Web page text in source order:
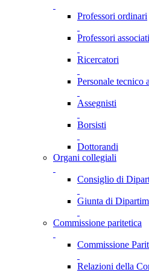
Professori ordinari
Professori associati
Ricercatori
Personale tecnico
Assegnisti
Borsisti
Dottorandi
Organi collegiali
Consiglio di
Giunta di
Commissione paritetica
Commissione
Relazioni della